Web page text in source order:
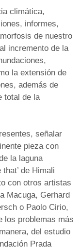
climática,
informes,
de nuestro
incremento de la
la extensión de
además de
total de la
señalar
pieza con
la laguna
de Himali
con otros artistas
Macuga, Gerhard
o Paolo Cirio,
los problemas más
del estudio
Prada